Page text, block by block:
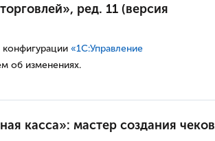
ред. 11 (версия
«1С:Управление
об изменениях.
касса»: мастер создания чеков